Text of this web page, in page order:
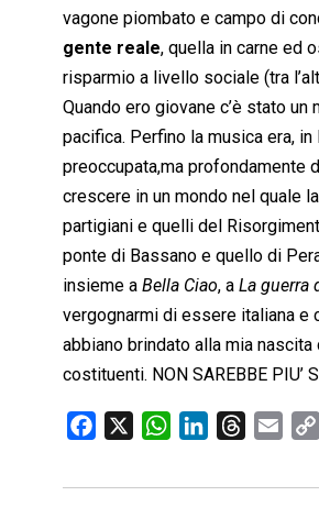
vagone piombato e campo di
gente reale, quella in carne ed
risparmio a livello sociale (tra
Quando ero giovane c’è stato
pacifica. Perfino la musica era,
preoccupata,ma profondamente
crescere in un mondo nel quale
partigiani e quelli del
ponte di Bassano e quello di
insieme a Bella Ciao, a La guerra
vergognarmi di essere italiana e
abbiano brindato alla mia
costituenti. NON SAREBBE PIU’
c
W
a
n
r
a